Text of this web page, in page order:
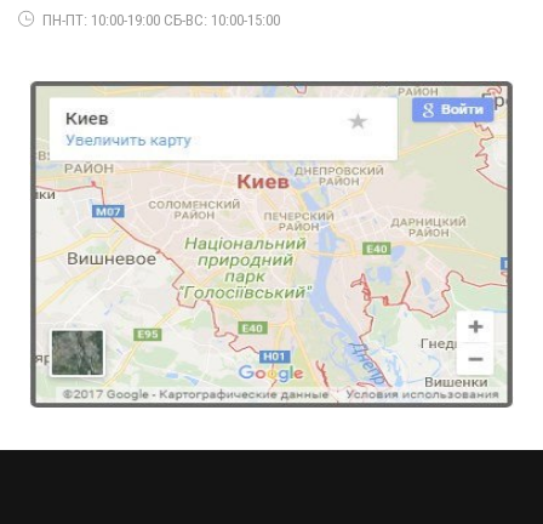
Жіноча стьобана куртка з холлофайбером
840.00грн.
ПН-ПТ: 10:00-19:00 СБ-ВС: 10:00-15:00